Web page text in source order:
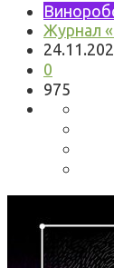
Журнал
0
975